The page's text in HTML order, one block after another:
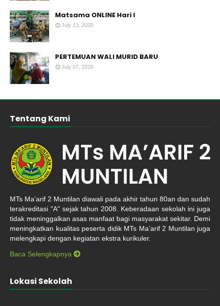
Matsama ONLINE Hari I
July 13, 2020
PERTEMUAN WALI MURID BARU
July 07, 2020
Tentang Kami
MTs Ma’arif 2 Muntilan diawali pada akhir tahun 80an dan sudah
terakreditasi "A" sejak tahun 2008. Keberadaan sekolah ini juga
tidak meninggalkan asas manfaat bagi masyarakat sekitar. Demi
meningkatkan kualitas peserta didik MTs Ma’arif 2 Muntilan juga
melengkapi dengan kegiatan ekstra kurikuler.
Baca Selengkapnya
Lokasi Sekolah